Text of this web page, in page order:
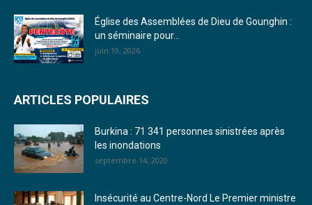
20. Journal du vendredi 30 décembre 2022 - Liliane Dera
24. Journal vendredi 23 décembre 2022 - Franck TAPSOBA
Église des Assemblées de Dieu de Gounghin :
un séminaire pour...
juin 19, 2026
ARTICLES POPULAIRES
Burkina : 71 341 personnes sinistrées après
les inondations
septembre 14, 2020
Insécurité au Centre-Nord Le Premier ministre